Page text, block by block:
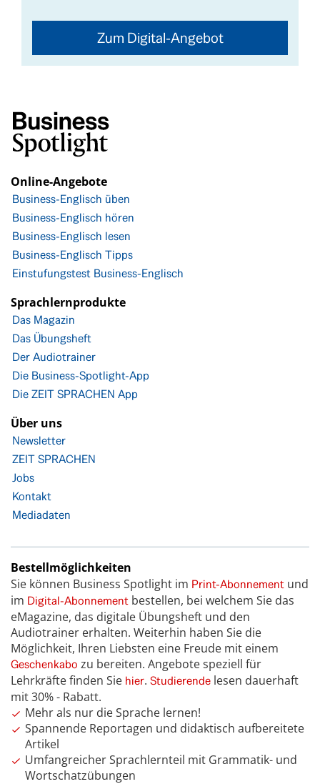
Zum Digital-Angebot
Online-Angebote
Business-Englisch üben
Business-Englisch hören
Business-Englisch lesen
Business-Englisch Tipps
Einstufungstest Business-Englisch
Sprachlernprodukte
Das Magazin
Das Übungsheft
Der Audiotrainer
Die Business-Spotlight-App
Die ZEIT SPRACHEN App
Über uns
Newsletter
ZEIT SPRACHEN
Jobs
Kontakt
Mediadaten
Bestellmöglichkeiten
Sie können Business Spotlight im Print-Abonnement und
im Digital-Abonnement bestellen, bei welchem Sie das
eMagazine, das digitale Übungsheft und den
Audiotrainer erhalten. Weiterhin haben Sie die
Möglichkeit, Ihren Liebsten eine Freude mit einem
Geschenkabo zu bereiten. Angebote speziell für
Lehrkräfte finden Sie hier. Studierende lesen dauerhaft
mit 30% - Rabatt.
Mehr als nur die Sprache lernen!
Spannende Reportagen und didaktisch aufbereitete
Artikel
Umfangreicher Sprachlernteil mit Grammatik- und
Wortschatzübungen